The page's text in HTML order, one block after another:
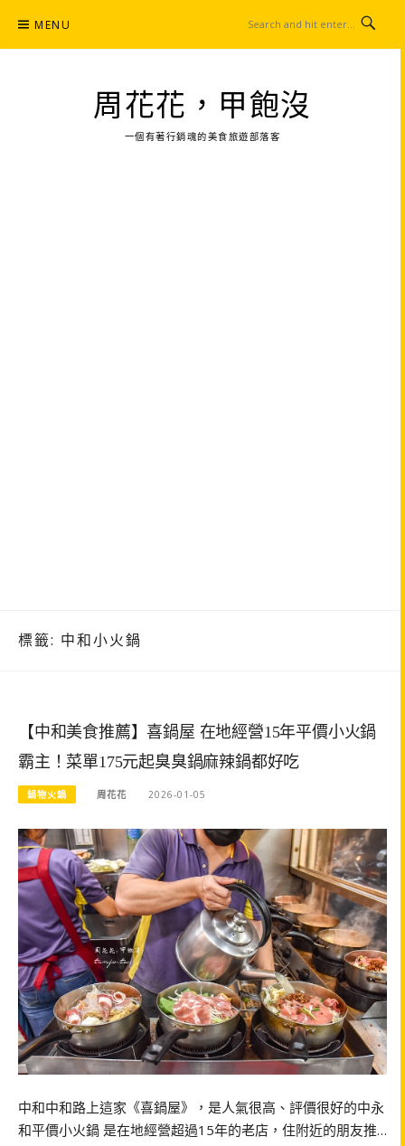
content
MENU
周花花，甲飽沒
一個有著行銷魂的美食旅遊部落客
標籤: 中和小火鍋
【中和美食推薦】喜鍋屋 在地經營15年平價小火鍋
霸主！菜單175元起臭臭鍋麻辣鍋都好吃
鍋物火鍋 周花花 2026-01-05
中和中和路上這家《喜鍋屋》，是人氣很高、評價很好的中永
和平價小火鍋 是在地經營超過15年的老店，住附近的朋友推…